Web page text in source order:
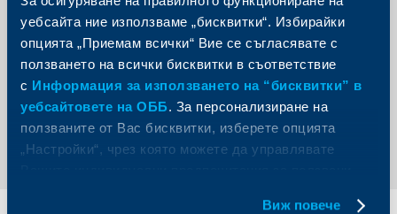
уебсайта ние използваме „бисквитки“. Избирайки
опцията „Приемам всички“ Вие се съгласявате с
ползването на всички бисквитки в съответствие
с Информация за използването на “бисквитки” в
уебсайтовете на ОББ. За персонализиране на
ползваните от Вас бисквитки, изберете опцията
„Настройки“, чрез която можете да управлявате
Виж повече
и най-добрият чуждестранен банков клон. Връчва се
награда „Банка на клиента“, както и награди за
успешна дигитална трансформация и най-добър
действащ дигитален продукт.
Обратно към всички новини